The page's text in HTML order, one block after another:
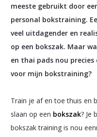
meeste gebruikt door
personal bokstraining.
veel uitdagender en
op een bokszak. Maar
en thai pads nou
voor mijn bokstraining?
Train je af en toe thuis en
slaan op een bokszak? Je
bokszak training is nou